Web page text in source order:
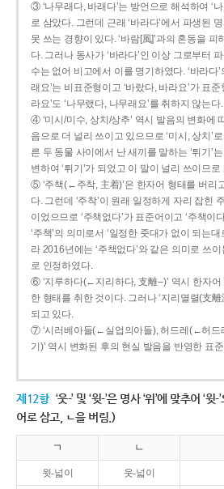
③ ‘나무래다, 바래다’는 방언으로 해석하여 ‘
로 삼았다. 그런데 근래 ‘바라다’에서 파생된 명
못 쓰는 경향이 있다. ‘바람[風]’과의 혼동을
다. 그러나 동사가 ‘바라다’인 이상 그로부터
수는 없어 비고에서 이를 명기하였다. ‘바라다
래요’는 비표준형이고 ‘바랐다, 바라요’가 표
라요’도 ‘나무랬다, 나무래요’를 취하지 않는다.
④ ‘미시/미수, 상치/상추’ 역시 발음의 변화에
음으로 더 널리 쓰이고 있으므로 ‘미시, 상치’
른 두 동물 사이에서 난 새끼를 말하는 ‘튀기’는
변하여 ‘튀기’가 되었고 이 말이 널리 쓰이므
⑤ ‘주책(←주착, 主着)’은 한자어 형태를 버리
다. 그런데 ‘주착’이 원래 일정하게 자리 잡힌
이었으므로 ‘주책없다’가 표준어이고 ‘주책이
‘주책’의 의미로서 ‘일정한 줏대가 없이 되는
라 2016년에는 ‘주책없다’와 같은 의미로 쓰이
로 인정하였다.
⑥ ‘지루하다(←지리하다, 支離--)’ 역시 한자어
한 형태를 취한 것이다. 그러나 ‘지리멸렬(支離
되고 있다.
⑦ ‘시러베아들(←실업의아들), 허드레(←허드
기)’ 역시 변화된 후의 현실 발음을 반영한 표
제12항 ‘웃-’ 및 ‘윗-’은 명사 ‘위’에 맞추어 ‘
어로 삼고, ㄴ을 버림.)
ㄱ ㄴ
윗-넓이 웃-넓이